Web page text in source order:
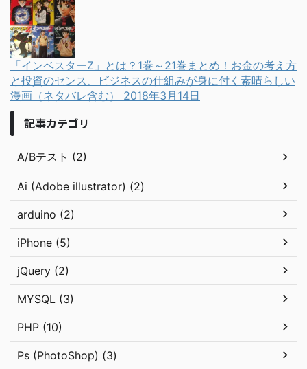
「インベスターZ」とは？1巻～21巻まとめ！お金の考え方
と投資のセンス、ビジネスの仕組みが身に付く素晴らしい
漫画（ネタバレ含む） 2018年3月14日
記事カテゴリ
A/Bテスト (2)
Ai (Adobe illustrator) (2)
arduino (2)
iPhone (5)
jQuery (2)
MYSQL (3)
PHP (10)
Ps (PhotoShop) (3)